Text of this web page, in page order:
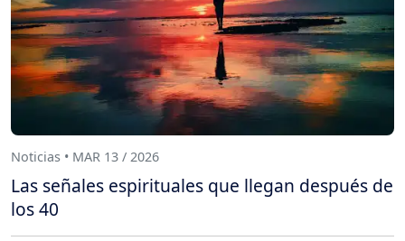
Noticias • MAR 13 / 2026
Las señales espirituales que llegan después de
los 40